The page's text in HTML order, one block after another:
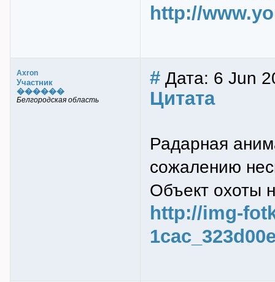
http://
Axron
Участник
������
Белгородская область
# Дата: 6 Jun
Цитата
Радарная
сожалению
Объект охоты
http://img-